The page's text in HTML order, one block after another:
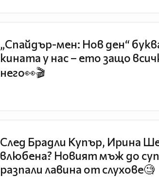
„Спайдър-мен: Нов ден“
кината у нас – ето защо
него👀🎬
След Брадли Купър, Ирина
влюбена? Новият мъж до
разпали лавина от слухове🧐